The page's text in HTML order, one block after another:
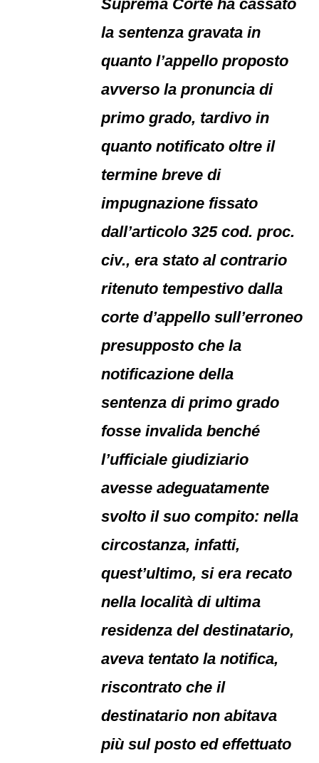
Suprema Corte ha cassato
la sentenza gravata in
quanto l’appello proposto
avverso la pronuncia di
primo grado, tardivo in
quanto notificato oltre il
termine breve di
impugnazione fissato
dall’articolo 325 cod. proc.
civ., era stato al contrario
ritenuto tempestivo dalla
corte d’appello sull’erroneo
presupposto che la
notificazione della
sentenza di primo grado
fosse invalida benché
l’ufficiale giudiziario
avesse adeguatamente
svolto il suo compito: nella
circostanza, infatti,
quest’ultimo, si era recato
nella località di ultima
residenza del destinatario,
aveva tentato la notifica,
riscontrato che il
destinatario non abitava
più sul posto ed effettuato